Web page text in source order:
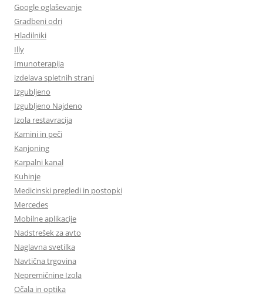
Google oglaševanje
Gradbeni odri
Hladilniki
Illy
Imunoterapija
izdelava spletnih strani
Izgubljeno
Izgubljeno Najdeno
Izola restavracija
Kamini in peči
Kanjoning
Karpalni kanal
Kuhinje
Medicinski pregledi in postopki
Mercedes
Mobilne aplikacije
Nadstrešek za avto
Naglavna svetilka
Navtična trgovina
Nepremičnine Izola
Očala in optika